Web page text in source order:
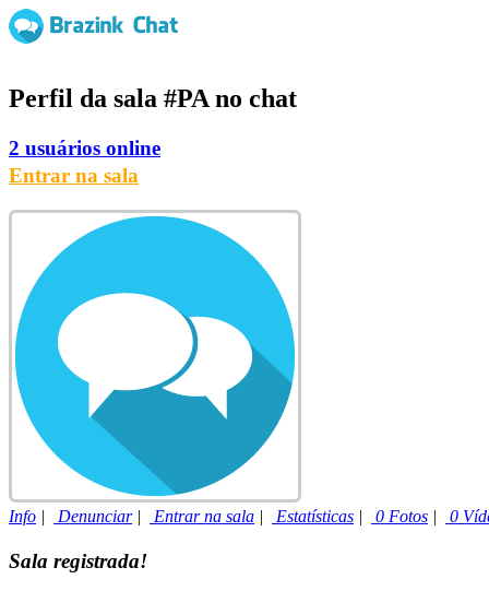
Perfil da sala #PA no chat
2 usuários online
Entrar na sala
Info | Denunciar| Entrar na sala | Estatísticas | 0 Fotos | 0
Sala registrada!